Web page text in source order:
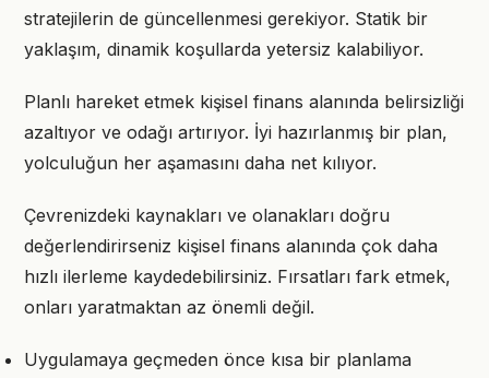
stratejilerin de güncellenmesi gerekiyor. Statik bir
yaklaşım, dinamik koşullarda yetersiz kalabiliyor.
Planlı hareket etmek kişisel finans alanında belirsizliği
azaltıyor ve odağı artırıyor. İyi hazırlanmış bir plan,
yolculuğun her aşamasını daha net kılıyor.
Çevrenizdeki kaynakları ve olanakları doğru
değerlendirirseniz kişisel finans alanında çok daha
hızlı ilerleme kaydedebilirsiniz. Fırsatları fark etmek,
onları yaratmaktan az önemli değil.
Uygulamaya geçmeden önce kısa bir planlama